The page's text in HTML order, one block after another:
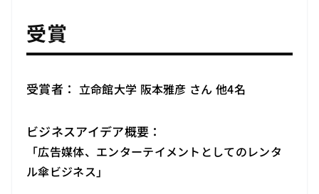
受賞
受賞者： 立命館大学 阪本雅彦 さん 他4名
ビジネスアイデア概要：
「広告媒体、エンターテイメントとしてのレンタ
ル傘ビジネス」